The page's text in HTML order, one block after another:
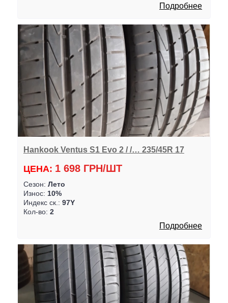
Подробнее
Hankook Ventus S1 Evo 2 / /… 235/45R 17
ЦЕНА: 1 698 ГРН/ШТ
Сезон: Лето
Износ: 10%
Индекс ск.: 97Y
Кол-во: 2
Подробнее